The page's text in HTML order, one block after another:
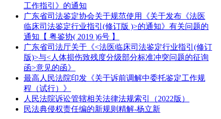
工作指引》的通知
广东省司法鉴定协会关于规范使用《关于发布《法医
临床司法鉴定行业指引(修订版 )>的通知》有关问题的
通知【 粤鉴协( 2019 )6号 】
广东省司法厅关于《<法医临床司法鉴定行业指引(修订
版)>与<人体损伤致残度分级部分标准冲突问题的征询
函>意见的函》
最高人民法院印发《关于诉前调解中委托鉴定工作规
程（试行）》
人民法院诉讼管辖相关法律法规索引（2022版）
民法典侵权责任编的新规则精解-杨立新